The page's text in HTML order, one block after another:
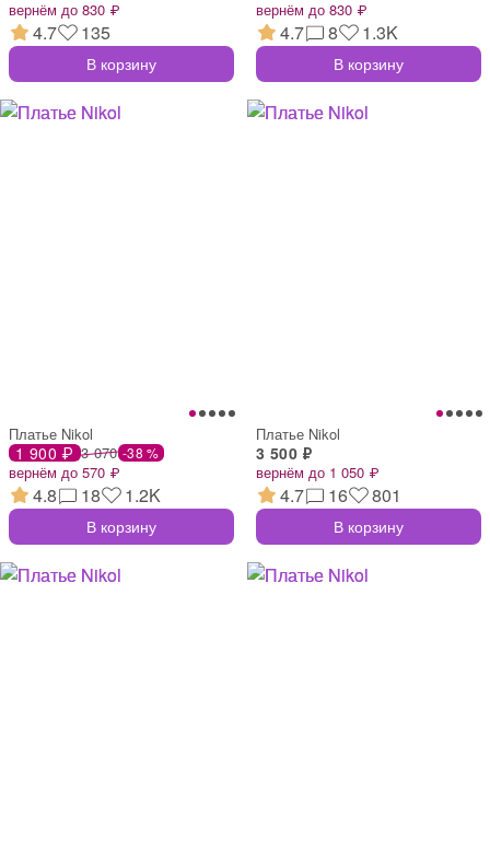
вернём до 830 ₽
4.7 135
В корзину
вернём до 830 ₽
4.7 8 1.3K
В корзину
Платье Nikol
1 900 ₽ 3 070 -38 %
вернём до 570 ₽
4.8 18 1.2K
В корзину
Платье Nikol
3 500 ₽
вернём до 1 050 ₽
4.7 16 801
В корзину